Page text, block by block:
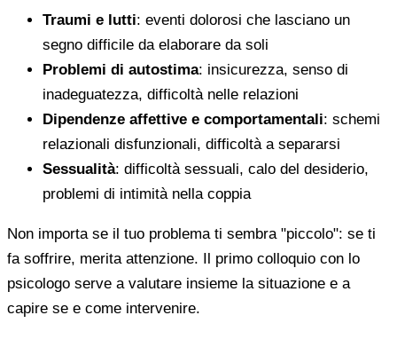
Traumi e lutti: eventi dolorosi che lasciano un
segno difficile da elaborare da soli
Problemi di autostima: insicurezza, senso di
inadeguatezza, difficoltà nelle relazioni
Dipendenze affettive e comportamentali: schemi
relazionali disfunzionali, difficoltà a separarsi
Sessualità: difficoltà sessuali, calo del desiderio,
problemi di intimità nella coppia
Non importa se il tuo problema ti sembra "piccolo": se ti
fa soffrire, merita attenzione. Il primo colloquio con lo
psicologo serve a valutare insieme la situazione e a
capire se e come intervenire.